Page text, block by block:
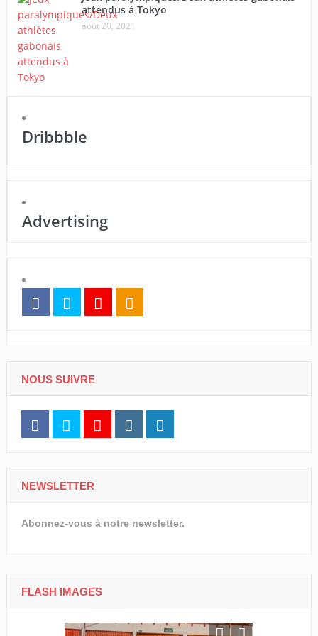
attendus à Tokyo
août 20, 2021
Dribbble
Advertising
NOUS SUIVRE
NEWSLETTER
Abonnez-vous à notre newsletter.
FLASH IMAGES